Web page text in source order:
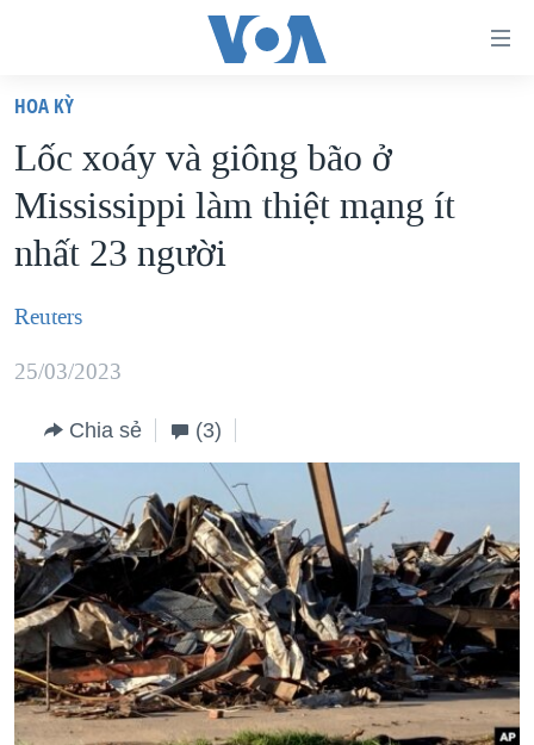
truy
cập
Tới
nội
chính
điều
hướng
chính
Đi
tới
"Tìm"
VIỆT NAM
HOA KỲ
BIỂN ĐÔNG
THẾ GIỚI
DIỄN ĐÀN
MỤC
TỰ DO BÁO CHÍ
VẠCH TRẦN TIN GIẢ
NGƯỜI VIỆT HẢI NGOẠI
ĐỜI SỐNG
KINH TẾ
KHOA HỌC
SỨC KHOẺ
CHUYÊN ĐỀ
CHIẾN TRANH THƯƠNG MẠI CỦA MỸ: QUÁ KHỨ VÀ HIỆN
TẠI
HÀNH TRÌNH BẦU CỬ 2024
MỘT NĂM CHIẾN TRANH TẠI DẢI GAZA
GIẢI MÃ VÀNH ĐAI & CON ĐƯỜNG
NGÀY TỊ NẠN THẾ GIỚI
HỌC TIẾNG ANH
VIDEO
NGHE
MẠNG XÃ HỘI
HOA KỲ
Lốc xoáy và giông bão ở
Mississippi làm thiệt mạng ít
nhất 23 người
Reuters
25/03/2023
Chia sẻ (3)